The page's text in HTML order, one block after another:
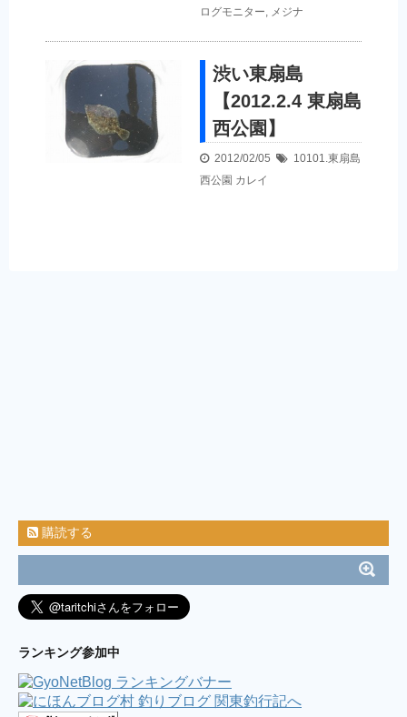
ログモニター, メジナ
渋い東扇島
【2012.2.4 東扇島
西公園】
2012/02/05
10101.東扇島
西公園 カレイ
購読する
ランキング参加中